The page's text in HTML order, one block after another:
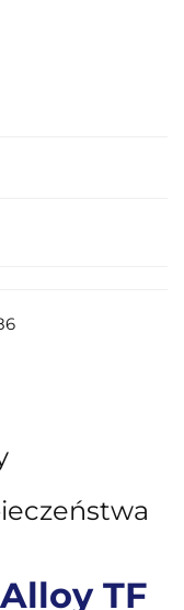
TF